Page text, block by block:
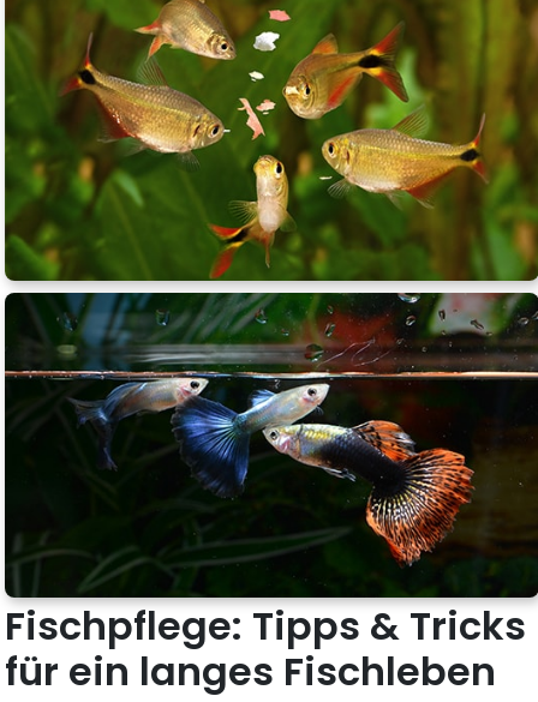
Fischpflege: Tipps & Tricks
für ein langes Fischleben